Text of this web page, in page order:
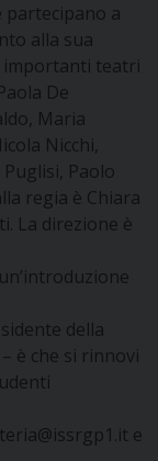
partecipano a
alla sua
importanti teatri
De
Maria
Nicchi,
Paolo
regia è Chiara
La direzione è
della
è che si rinnovi
e